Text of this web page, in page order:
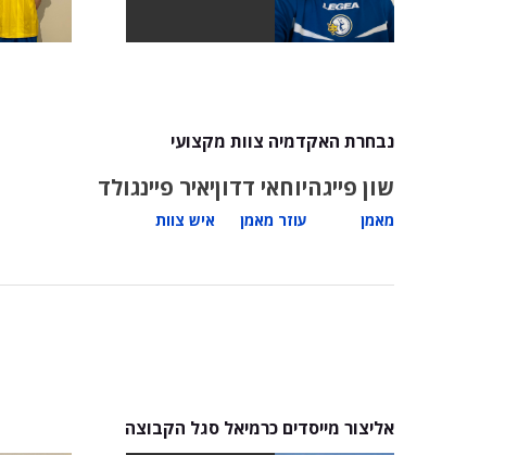
נבחרת האקדמיה צוות מקצועי
שון פייגה
מאמן
יוחאי דדון
עוזר מאמן
יאיר פיינגולד
איש צוות
אליצור מייסדים כרמיאל סגל הקבוצה